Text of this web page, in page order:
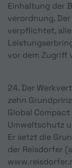
Einhaltung der
verordnung.
verpflichtet, alle
vor dem Zugriff
24. Der
zehn
Global
Umweltschutz
Er setzt die
der Reisdorfer